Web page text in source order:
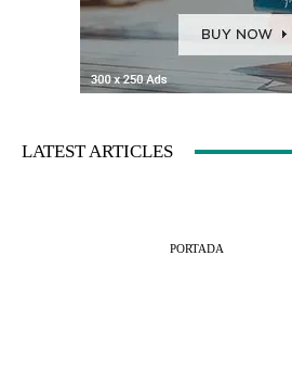
LATEST ARTICLES
PORTADA